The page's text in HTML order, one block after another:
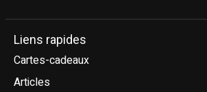
Liens rapides
Cartes-cadeaux
Articles